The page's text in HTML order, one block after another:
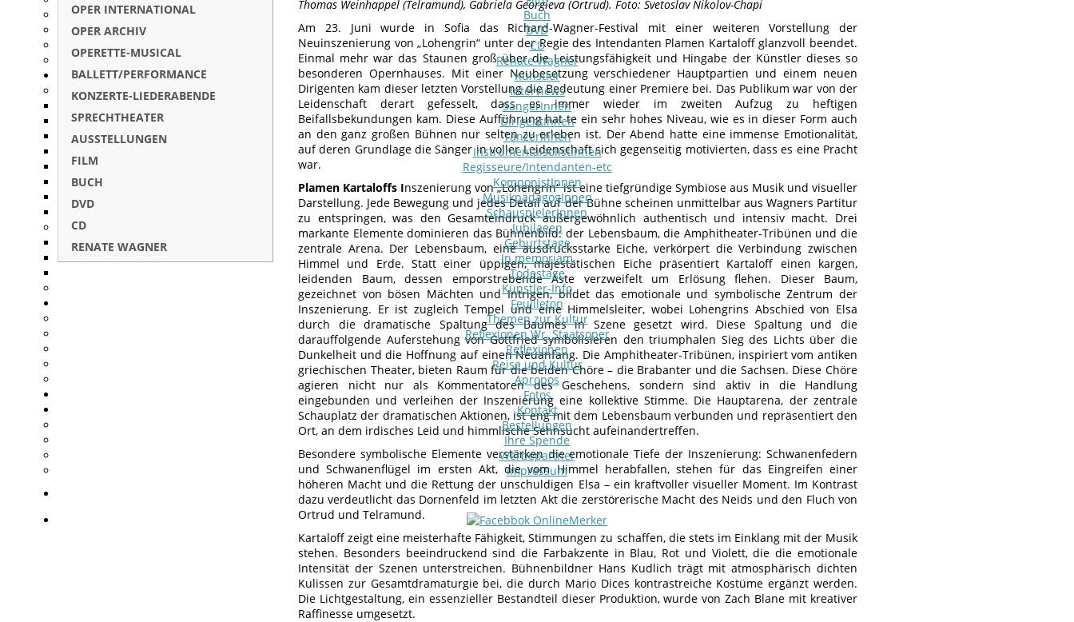
Buch
DVD
CD
Renate Wagner
Künstler
Interviews
SängerInnen
DirigentInnen
TänzerInnen
InstrumentalsolistInnen
Regisseure/Intendanten-etc
KomponistInnen
MusikpädagogInnen
SchauspielerInnen
Jubilaeen
Geburtstage
In memoriam
Todestage
Künstler-Info
Feuilleton
Themen zur Kultur
Reflexionen Wr. Staatsoper
Reflexionen
Reise und Kultur
Apropos
Fotos
Kontakt
Bestellungen
Ihre Spende
Werbepartner
Impressum
Thomas Weinhappel (Telramund), Gabriela Georgieva (Ortrud). Foto: Svetoslav Nikolov-Chapi
Am 23. Juni wurde in Sofia das Richard-Wagner-Festival mit einer weiteren Vorstellung der
Neuinszenierung von „Lohengrin“ unter der Regie des Intendanten Plamen Kartaloff glanzvoll beendet.
Einmal mehr war das Staunen groß über die Leistungsfähigkeit und Hingabe der Künstler dieses so
besonderen Opernhauses. Mit einer Neubesetzung verschiedener Hauptpartien und einem neuen
Dirigenten kam dieser letzten Vorstellung die Bedeutung einer Premiere bei. Das Publikum war von der
Leidenschaft derart gefesselt, dass es immer wieder im zweiten Aufzug zu heftigen
Beifallsbekundungen kam. Diese Aufführung hat te ein sehr hohes Niveau, wie es in dieser Form auch
an den ganz großen Bühnen nur selten zu erleben ist. Der Abend hatte eine immense Emotionalität,
auf deren Grundlage die Sänger in voller Leidenschaft sich gegenseitig motivierten, dass es eine Pracht
war.
Plamen Kartaloffs Inszenierung von „Lohengrin“ ist eine tiefgründige Symbiose aus Musik und visueller
Darstellung. Jede Bewegung und jedes Detail auf der Bühne scheinen unmittelbar aus Wagners Partitur
zu entspringen, was den Gesamteindruck außergewöhnlich authentisch und intensiv macht. Drei
markante Elemente dominieren das Bühnenbild: der Lebensbaum, die Amphitheater-Tribünen und die
zentrale Arena. Der Lebensbaum, eine ausdrucksstarke Eiche, verkörpert die Verbindung zwischen
Himmel und Erde. Statt einer üppigen, majestätischen Eiche präsentiert Kartaloff einen kargen,
leidenden Baum, dessen emporstrebende Äste verzweifelt um Erlösung flehen. Dieser Baum,
gezeichnet von bösen Mächten und Intrigen, bildet das emotionale und symbolische Zentrum der
Inszenierung. Er ist zugleich Tempel und eine Himmelsleiter, wobei Lohengrins Abschied von Elsa
durch die dramatische Spaltung des Baumes in Szene gesetzt wird. Diese Spaltung und die
darauffolgende Auferstehung von Gottfried symbolisieren den triumphalen Sieg des Lichts über die
Dunkelheit und die Hoffnung auf einen Neuanfang. Die Amphitheater-Tribünen, inspiriert vom antiken
griechischen Theater, bieten Raum für die beiden Chöre – die Brabanter und die Sachsen. Diese Chöre
agieren nicht nur als Kommentatoren des Geschehens, sondern sind aktiv in die Handlung
eingebunden und verleihen der Inszenierung eine kollektive Stimme. Die Hauptarena, der zentrale
Schauplatz der dramatischen Aktionen, ist eng mit dem Lebensbaum verbunden und repräsentiert den
Ort, an dem irdisches Leid und himmlische Sehnsucht aufeinandertreffen.
Besondere symbolische Elemente verstärken die emotionale Tiefe der Inszenierung: Schwanenfedern
und Schwanenflügel im ersten Akt, die vom Himmel herabfallen, stehen für das Eingreifen einer
höheren Macht und die Rettung der unschuldigen Elsa – ein kraftvoller visueller Moment. Im Kontrast
dazu verdeutlicht das Dornenfeld im letzten Akt die zerstörerische Macht des Neids und den Fluch von
Ortrud und Telramund.
Kartaloff zeigt eine meisterhafte Fähigkeit, Stimmungen zu schaffen, die stets im Einklang mit der Musik
stehen. Besonders beeindruckend sind die Farbakzente in Blau, Rot und Violett, die die emotionale
Intensität der Szenen unterstreichen. Bühnenbildner Hans Kudlich trägt mit atmosphärisch dichten
Kulissen zur Gesamtdramaturgie bei, die durch Mario Dices kontrastreiche Kostüme ergänzt werden.
Die Lichtgestaltung, ein essenzieller Bestandteil dieser Produktion, wurde von Zach Blane mit kreativer
Raffinesse umgesetzt.
OPER INTERNATIONAL
OPER ARCHIV
OPERETTE-MUSICAL
BALLETT/PERFORMANCE
KONZERTE-LIEDERABENDE
SPRECHTHEATER
AUSSTELLUNGEN
FILM
BUCH
DVD
CD
RENATE WAGNER